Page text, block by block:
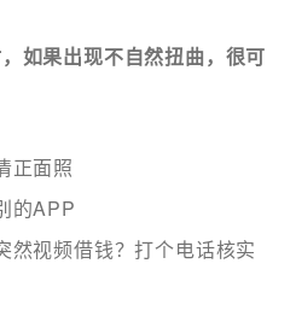
如果出现不自然扭曲，很可
正面照
的APP
视频借钱？打个电话核实